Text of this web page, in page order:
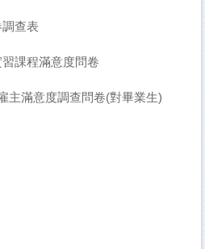
查表
課程滿意度問卷
主滿意度調查問卷(對畢業生)